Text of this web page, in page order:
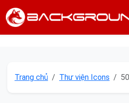
Trang chủ Thư viện Icons